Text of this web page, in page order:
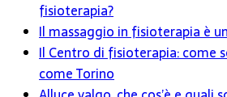
fisioterapia?
Il massaggio in fisioterapia è
Il Centro di fisioterapia: come
come Torino